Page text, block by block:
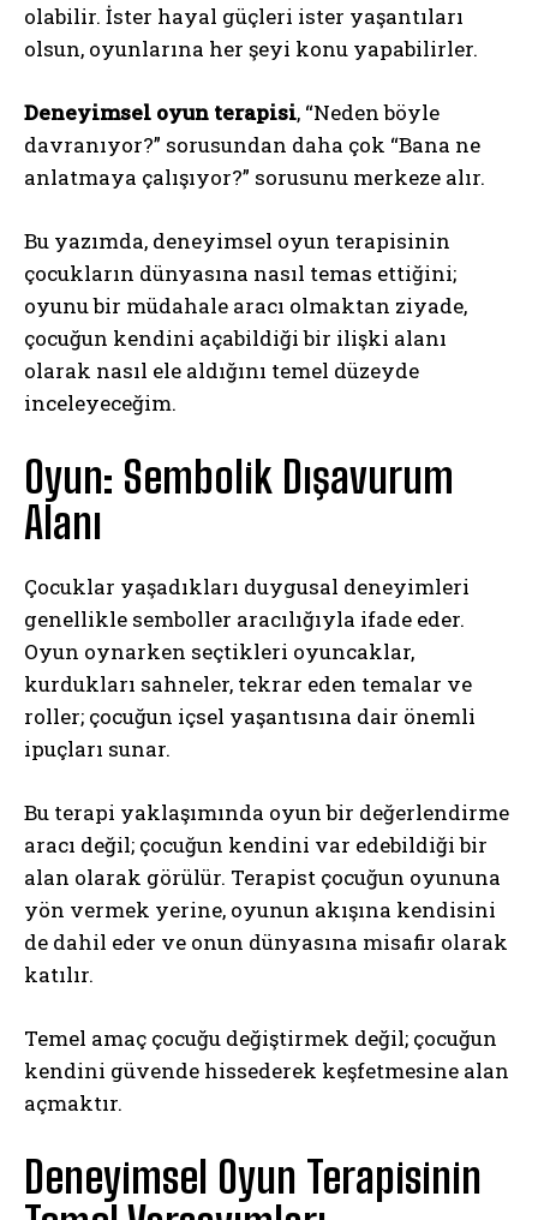
olabilir. İster hayal güçleri ister yaşantıları
olsun, oyunlarına her şeyi konu yapabilirler.
Deneyimsel oyun terapisi, “Neden böyle
davranıyor?” sorusundan daha çok “Bana ne
anlatmaya çalışıyor?” sorusunu merkeze alır.
Bu yazımda, deneyimsel oyun terapisinin
çocukların dünyasına nasıl temas ettiğini;
oyunu bir müdahale aracı olmaktan ziyade,
çocuğun kendini açabildiği bir ilişki alanı
olarak nasıl ele aldığını temel düzeyde
inceleyeceğim.
Oyun: Sembolik Dışavurum
Alanı
Çocuklar yaşadıkları duygusal deneyimleri
genellikle semboller aracılığıyla ifade eder.
Oyun oynarken seçtikleri oyuncaklar,
kurdukları sahneler, tekrar eden temalar ve
roller; çocuğun içsel yaşantısına dair önemli
ipuçları sunar.
Bu terapi yaklaşımında oyun bir değerlendirme
aracı değil; çocuğun kendini var edebildiği bir
alan olarak görülür. Terapist çocuğun oyununa
yön vermek yerine, oyunun akışına kendisini
de dahil eder ve onun dünyasına misafir olarak
katılır.
Temel amaç çocuğu değiştirmek değil; çocuğun
kendini güvende hissederek keşfetmesine alan
açmaktır.
Deneyimsel Oyun Terapisinin